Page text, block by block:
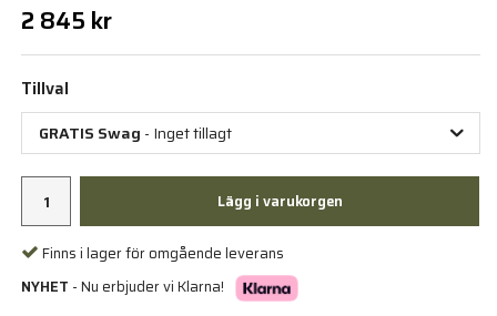
2 845 kr
Tillval
GRATIS Swag - Inget tillagt
Lägg i varukorgen
Finns i lager för omgående leverans
NYHET - Nu erbjuder vi Klarna!